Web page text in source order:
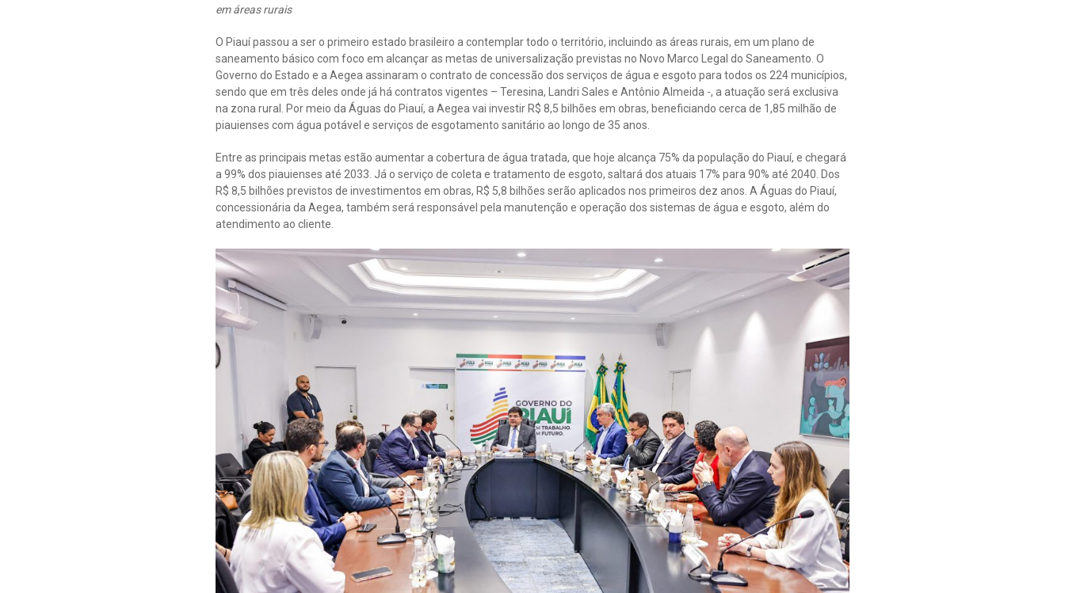
em áreas rurais
O Piauí passou a ser o primeiro estado brasileiro a contemplar todo o território, incluindo as áreas rurais, em um plano de
saneamento básico com foco em alcançar as metas de universalização previstas no Novo Marco Legal do Saneamento. O
Governo do Estado e a Aegea assinaram o contrato de concessão dos serviços de água e esgoto para todos os 224 municípios,
sendo que em três deles onde já há contratos vigentes – Teresina, Landri Sales e Antônio Almeida -, a atuação será exclusiva
na zona rural. Por meio da Águas do Piauí, a Aegea vai investir R$ 8,5 bilhões em obras, beneficiando cerca de 1,85 milhão de
piauienses com água potável e serviços de esgotamento sanitário ao longo de 35 anos.
Entre as principais metas estão aumentar a cobertura de água tratada, que hoje alcança 75% da população do Piauí, e chegará
a 99% dos piauienses até 2033. Já o serviço de coleta e tratamento de esgoto, saltará dos atuais 17% para 90% até 2040. Dos
R$ 8,5 bilhões previstos de investimentos em obras, R$ 5,8 bilhões serão aplicados nos primeiros dez anos. A Águas do Piauí,
concessionária da Aegea, também será responsável pela manutenção e operação dos sistemas de água e esgoto, além do
atendimento ao cliente.